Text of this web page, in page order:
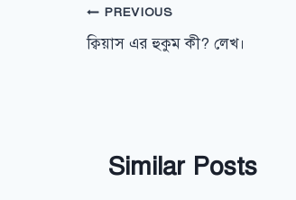
Post
navigation
PREVIOUS
ক্বিয়াস এর হুকুম কী? লেখ।
Similar Posts